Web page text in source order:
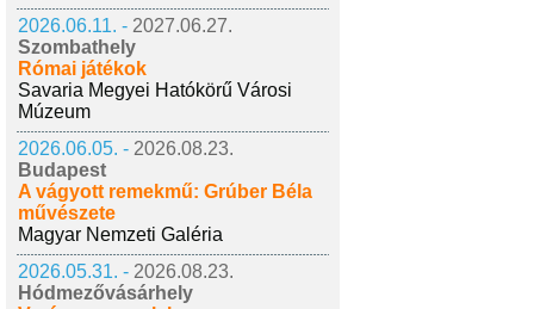
2026.06.11. - 2027.06.27.
Szombathely
Római játékok
Savaria Megyei Hatókörű Városi
Múzeum
2026.06.05. - 2026.08.23.
Budapest
A vágyott remekmű: Grúber Béla
művészete
Magyar Nemzeti Galéria
2026.05.31. - 2026.08.23.
Hódmezővásárhely